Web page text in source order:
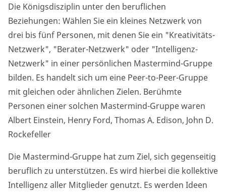
Die Königsdisziplin unter den beruflichen
Beziehungen: Wählen Sie ein kleines Netzwerk von
drei bis fünf Personen, mit denen Sie ein "Kreativitäts-
Netzwerk", "Berater-Netzwerk" oder "Intelligenz-
Netzwerk" in einer persönlichen Mastermind-Gruppe
bilden. Es handelt sich um eine Peer-to-Peer-Gruppe
mit gleichen oder ähnlichen Zielen. Berühmte
Personen einer solchen Mastermind-Gruppe waren
Albert Einstein, Henry Ford, Thomas A. Edison, John D.
Rockefeller
Die Mastermind-Gruppe hat zum Ziel, sich gegenseitig
beruflich zu unterstützen. Es wird hierbei die kollektive
Intelligenz aller Mitglieder genutzt. Es werden Ideen